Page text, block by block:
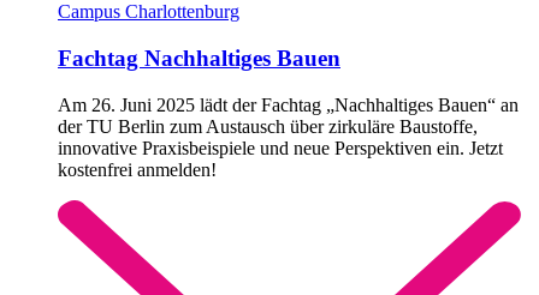
Campus Charlottenburg
Fachtag Nachhaltiges Bauen
Am 26. Juni 2025 lädt der Fachtag „Nachhaltiges Bauen“ an
der TU Berlin zum Austausch über zirkuläre Baustoffe,
innovative Praxisbeispiele und neue Perspektiven ein. Jetzt
kostenfrei anmelden!